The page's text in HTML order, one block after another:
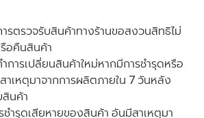
รตรวจรับสินค้าทางร้านขอสงวนสิทธิไม่
อคืนสินค้า
าการเปลี่ยนสินค้าใหม่หากมีการชํารุดหรือ
าเหตุมาจากการผลิตภายใน 7 วันหลัง
นค้า
ชํารุดเสียหายของสินค้า อันมีสาเหตุมา